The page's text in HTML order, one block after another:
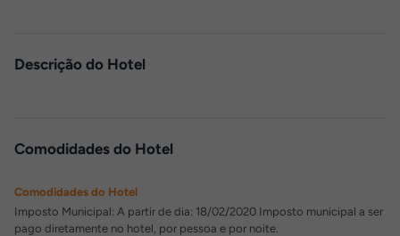
Descrição do Hotel
Comodidades do Hotel
Comodidades do Hotel
Imposto Municipal: A partir de dia: 18/02/2020 Imposto municipal a ser
pago diretamente no hotel, por pessoa e por noite.